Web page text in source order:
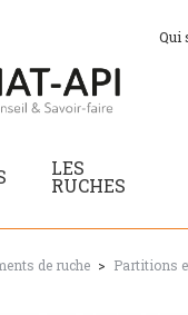
Qui
LES
RUCHES
de ruche Partitions